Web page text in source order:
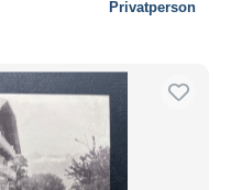
Privatperson